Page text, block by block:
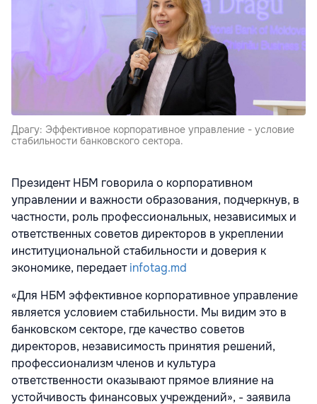
Драгу: Эффективное корпоративное управление - условие
стабильности банковского сектора.
Президент НБМ говорила о корпоративном
управлении и важности образования, подчеркнув, в
частности, роль профессиональных, независимых и
ответственных советов директоров в укреплении
институциональной стабильности и доверия к
экономике, передаетinfotag.md
«Для НБМ эффективное корпоративное управление
является условием стабильности. Мы видим это в
банковском секторе, где качество советов
директоров, независимость принятия решений,
профессионализм членов и культура
ответственности оказывают прямое влияние на
устойчивость финансовых учреждений», - заявила